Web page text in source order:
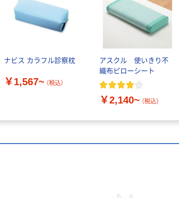
ナビス カラフル診察枕
￥1,567~ （税込）
アスクル 使いきり不
織布ピローシート
￥2,140~ （税込）